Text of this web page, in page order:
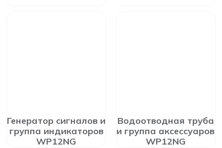
Генератор сигналов и
группа индикаторов
WP12NG
Водоотводная труба
и группа аксессуаров
WP12NG